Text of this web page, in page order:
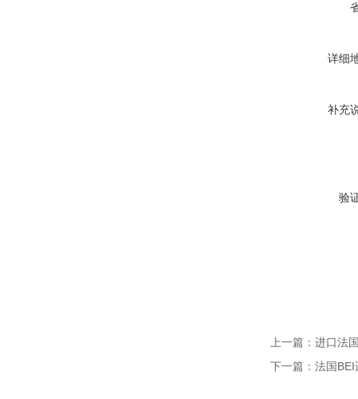
详细
补充
验
上一篇： 进口法
下一篇： 法国